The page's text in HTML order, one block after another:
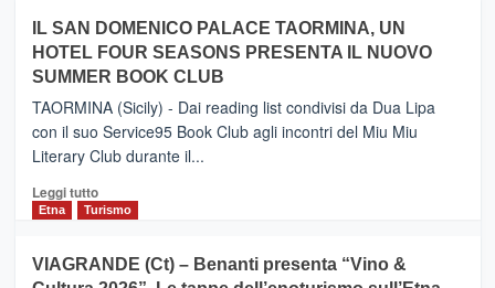
da
Neos
PIEDIMONTE
ETNEO
–
Meta
turistica
privilegiata
secondo
dati
di
Anche
IL SAN DOMENICO PALACE TAORMINA, UN
HOTEL FOUR SEASONS PRESENTA IL NUOVO
SUMMER BOOK CLUB
TAORMINA (Sicily) - Dai reading list condivisi da Dua Lipa
con il suo Service95 Book Club agli incontri del Miu Miu
Literary Club durante il...
Leggi tuttoLeggi
di
IL
Etna Turismo
VIAGRANDE (Ct) – Benanti presenta “Vino &